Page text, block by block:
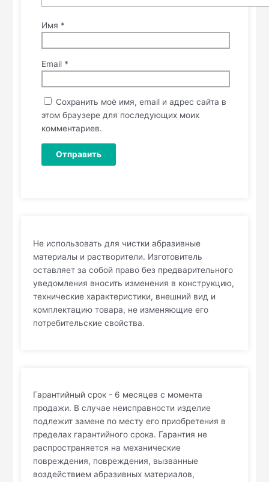
Имя *
Email *
Сохранить моё имя, email и адрес сайта в
этом браузере для последующих моих
комментариев.
Не использовать для чистки абразивные
материалы и растворители. Изготовитель
оставляет за собой право без предварительного
уведомления вносить изменения в конструкцию,
технические характеристики, внешний вид и
комплектацию товара, не изменяющие его
потребительские свойства.
Гарантийный срок - 6 месяцев с момента
продажи. В случае неисправности изделие
подлежит замене по месту его приобретения в
пределах гарантийного срока. Гарантия не
распространяется на механические
повреждения, повреждения, вызванные
воздействием абразивных материалов,